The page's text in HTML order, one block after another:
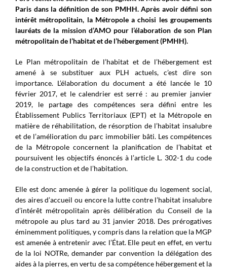
Paris dans la définition de son PMHH. Après avoir défini son
intérêt métropolitain, la Métropole a choisi les groupements
lauréats de la mission d’AMO pour l’élaboration de son Plan
métropolitain de l’habitat et de l’hébergement (PMHH).
Le Plan métropolitain de l’habitat et de l’hébergement est
amené à se substituer aux PLH actuels, c’est dire son
importance. L’élaboration du document a été lancée le 10
février 2017, et le calendrier est serré : au premier janvier
2019, le partage des compétences sera défini entre les
Établissement Publics Territoriaux (EPT) et la Métropole en
matière de réhabilitation, de résorption de l’habitat insalubre
et de l’amélioration du parc immobilier bâti. Les compétences
de la Métropole concernent la planification de l’habitat et
poursuivent les objectifs énoncés à l’article L. 302-1 du code
de la construction et de l’habitation.
Elle est donc amenée à gérer la politique du logement social,
des aires d’accueil ou encore la lutte contre l’habitat insalubre
d’intérêt métropolitain après délibération du Conseil de la
métropole au plus tard au 31 janvier 2018. Des prérogatives
éminemment politiques, y compris dans la relation que la MGP
est amenée à entretenir avec l’État. Elle peut en effet, en vertu
de la loi NOTRe, demander par convention la délégation des
aides à la pierres, en vertu de sa compétence hébergement et la